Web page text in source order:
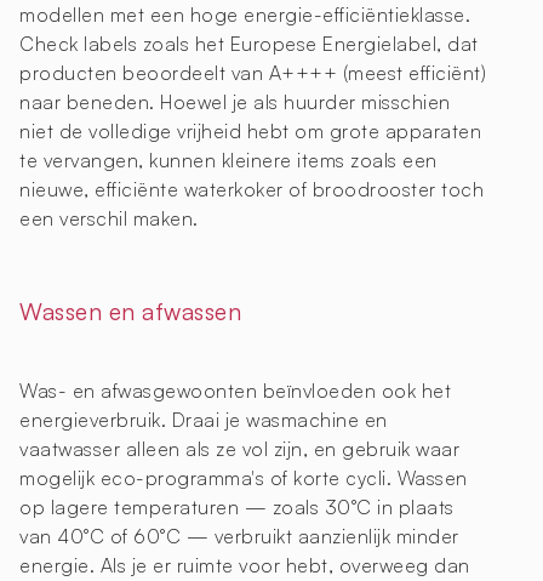
modellen met een hoge energie-efficiëntieklasse.
Check labels zoals het Europese Energielabel, dat
producten beoordeelt van A++++ (meest efficiënt)
naar beneden. Hoewel je als huurder misschien
niet de volledige vrijheid hebt om grote apparaten
te vervangen, kunnen kleinere items zoals een
nieuwe, efficiënte waterkoker of broodrooster toch
een verschil maken.
Wassen en afwassen
Was- en afwasgewoonten beïnvloeden ook het
energieverbruik. Draai je wasmachine en
vaatwasser alleen als ze vol zijn, en gebruik waar
mogelijk eco-programma's of korte cycli. Wassen
op lagere temperaturen — zoals 30°C in plaats
van 40°C of 60°C — verbruikt aanzienlijk minder
energie. Als je er ruimte voor hebt, overweeg dan